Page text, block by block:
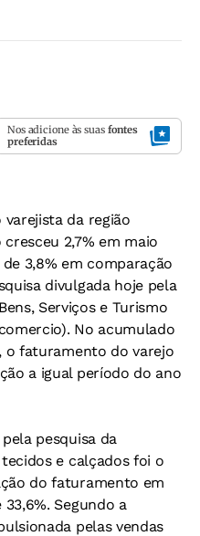
Nos adicione às suas fontes
preferidas
da região
2,7% em maio
3,8% em comparação
divulgada hoje pela
Serviços e Turismo
No acumulado
o faturamento do varejo
a igual período do ano
pesquisa da
e calçados foi o
do faturamento em
Segundo a
pelas vendas